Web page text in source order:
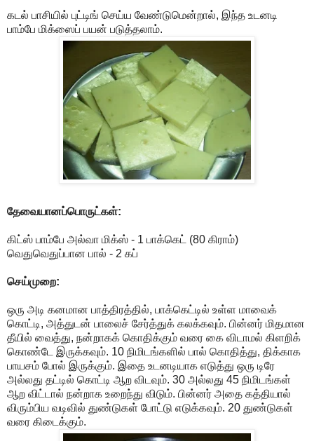
கடல் பாசியில் புட்டிங் செய்ய வேண்டுமென்றால், இந்த உடனடி
பாம்பே மிக்ஸைப் பயன் படுத்தலாம்.
தேவையானப்பொருட்கள்:
கிட்ஸ் பாம்பே அல்வா மிக்ஸ் - 1 பாக்கெட் (80 கிராம்)
வெதுவெதுப்பான பால் - 2 கப்
செய்முறை:
ஒரு அடி கனமான பாத்திரத்தில், பாக்கெட்டில் உள்ள மாவைக்
கொட்டி, அத்துடன் பாலைச் சேர்த்துக் கலக்கவும். பின்னர் மிதமான
தீயில் வைத்து, நன்றாகக் கொதிக்கும் வரை கை விடாமல் கிளறிக்
கொண்டே இருக்கவும். 10 நிமிடங்களில் பால் கொதித்து, திக்காக
பாயசம் போல் இருக்கும். இதை உடனடியாக எடுத்து ஒரு டிரே
அல்லது தட்டில் கொட்டி ஆற விடவும். 30 அல்லது 45 நிமிடங்கள்
ஆற விட்டால் நன்றாக உறைந்து விடும். பின்னர் அதை கத்தியால்
விரும்பிய வடிவில் துண்டுகள் போட்டு எடுக்கவும். 20 துண்டுகள்
வரை கிடைக்கும்.